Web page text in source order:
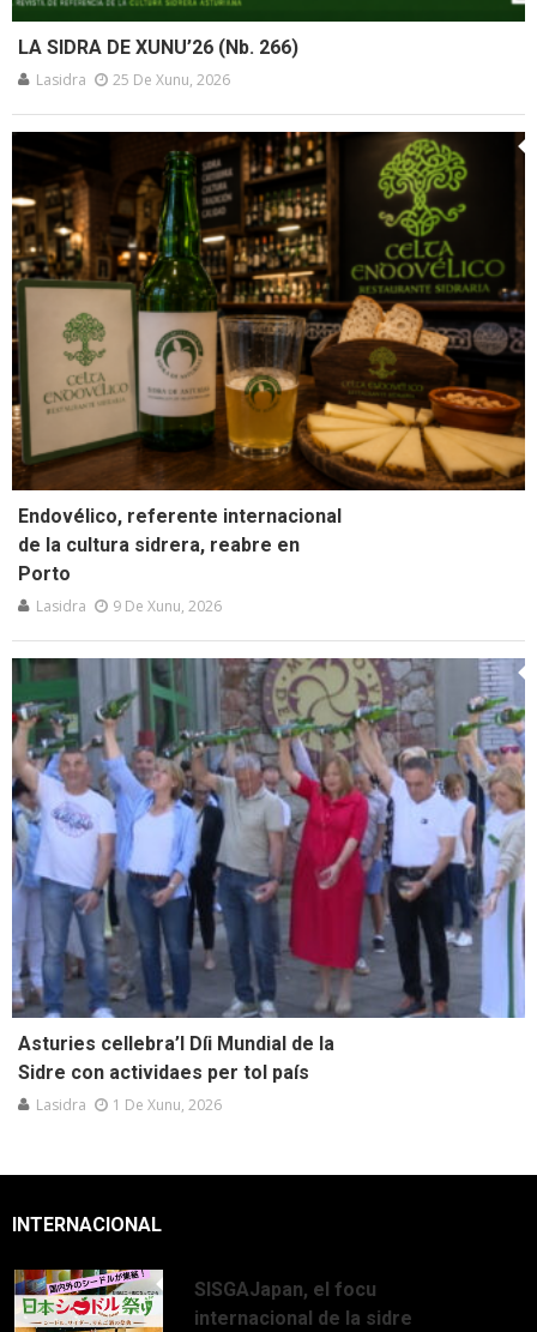
LA SIDRA DE XUNU’26 (Nb. 266)
Lasidra 25 De Xunu, 2026
Endovélico, referente internacional
de la cultura sidrera, reabre en
Porto
Lasidra 9 De Xunu, 2026
Asturies cellebra’l Díi Mundial de la
Sidre con actividaes per tol país
Lasidra 1 De Xunu, 2026
INTERNACIONAL
SISGAJapan, el focu
internacional de la sidre